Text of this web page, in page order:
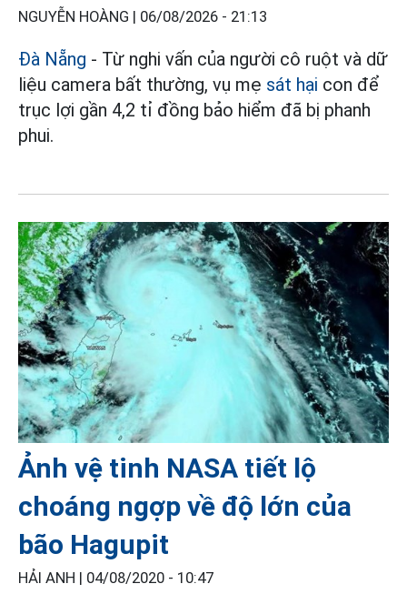
NGUYỄN HOÀNG | 06/08/2026 - 21:13
Đà Nẵng - Từ nghi vấn của người cô ruột và dữ
liệu camera bất thường, vụ mẹ sát hại con để
trục lợi gần 4,2 tỉ đồng bảo hiểm đã bị phanh
phui.
Ảnh vệ tinh NASA tiết lộ
choáng ngợp về độ lớn của
bão Hagupit
HẢI ANH | 04/08/2020 - 10:47